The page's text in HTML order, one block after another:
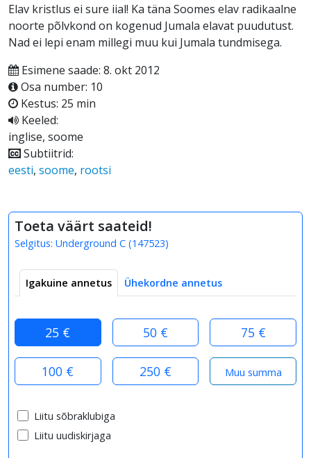
Elav kristlus ei sure iial! Ka täna Soomes elav radikaalne
noorte põlvkond on kogenud Jumala elavat puudutust.
Nad ei lepi enam millegi muu kui Jumala tundmisega.
Esimene saade: 8. okt 2012
Osa number: 10
Kestus: 25 min
Keeled:
inglise, soome
Subtiitrid:
eesti, soome, rootsi
Toeta väärt saateid!
Selgitus: Underground C (147523)
Igakuine annetus Ühekordne annetus
25 € 50 € 75 €
100 € 250 €
Liitu sõbraklubiga
Liitu uudiskirjaga